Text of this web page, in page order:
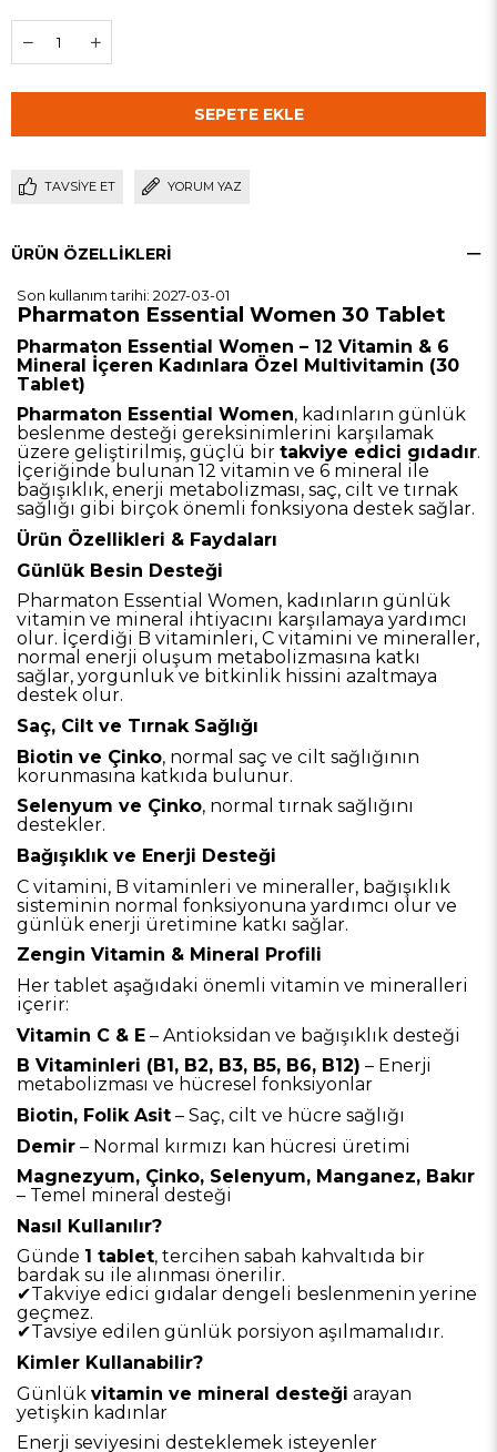
TAVSIYE ET YORUM YAZ
ÜRÜN ÖZELLIKLERI
Son kullanım tarihi: 2027-03-01
Pharmaton Essential Women 30 Tablet
Pharmaton Essential Women – 12 Vitamin & 6
Mineral İçeren Kadınlara Özel Multivitamin (30
Tablet)
Pharmaton Essential Women, kadınların günlük
beslenme desteği gereksinimlerini karşılamak
üzere geliştirilmiş, güçlü bir takviye edici gıdadır.
İçeriğinde bulunan 12 vitamin ve 6 mineral ile
bağışıklık, enerji metabolizması, saç, cilt ve tırnak
sağlığı gibi birçok önemli fonksiyona destek sağlar.
Ürün Özellikleri & Faydaları
Günlük Besin Desteği
Pharmaton Essential Women, kadınların günlük
vitamin ve mineral ihtiyacını karşılamaya yardımcı
olur. İçerdiği B vitaminleri, C vitamini ve mineraller,
normal enerji oluşum metabolizmasına katkı
sağlar, yorgunluk ve bitkinlik hissini azaltmaya
destek olur.
Saç, Cilt ve Tırnak Sağlığı
Biotin ve Çinko, normal saç ve cilt sağlığının
korunmasına katkıda bulunur.
Selenyum ve Çinko, normal tırnak sağlığını
destekler.
Bağışıklık ve Enerji Desteği
C vitamini, B vitaminleri ve mineraller, bağışıklık
sisteminin normal fonksiyonuna yardımcı olur ve
günlük enerji üretimine katkı sağlar.
Zengin Vitamin & Mineral Profili
Her tablet aşağıdaki önemli vitamin ve mineralleri
içerir:
Vitamin C & E – Antioksidan ve bağışıklık desteği
B Vitaminleri (B1, B2, B3, B5, B6, B12) – Enerji
metabolizması ve hücresel fonksiyonlar
Biotin, Folik Asit – Saç, cilt ve hücre sağlığı
Demir – Normal kırmızı kan hücresi üretimi
Magnezyum, Çinko, Selenyum, Manganez, Bakır
– Temel mineral desteği
Nasıl Kullanılır?
Günde 1 tablet, tercihen sabah kahvaltıda bir
bardak su ile alınması önerilir.
✔Takviye edici gıdalar dengeli beslenmenin yerine
geçmez.
✔Tavsiye edilen günlük porsiyon aşılmamalıdır.
Kimler Kullanabilir?
Günlük vitamin ve mineral desteği arayan
yetişkin kadınlar
Enerji seviyesini desteklemek isteyenler